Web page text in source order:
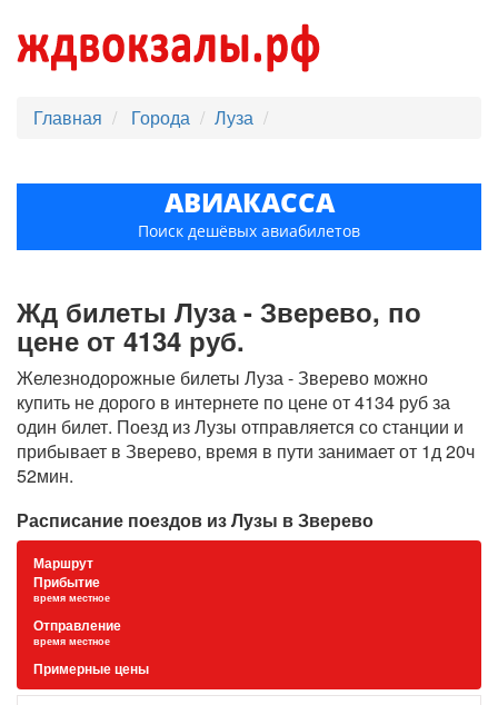
Главная Города Луза
АВИАКАССА
Поиск дешёвых авиабилетов
Жд билеты Луза - Зверево, по
цене от 4134 руб.
Железнодорожные билеты Луза - Зверево можно
купить не дорого в интернете по цене от 4134 руб за
один билет. Поезд из Лузы отправляется со станции и
прибывает в Зверево, время в пути занимает от 1д 20ч
52мин.
Расписание поездов из Лузы в Зверево
Маршрут
Прибытие
время местное
Отправление
время местное
Примерные цены